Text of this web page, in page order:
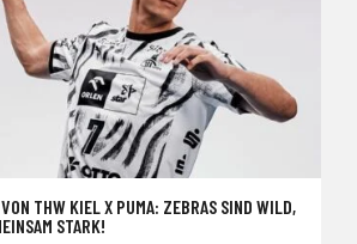
THW KIEL X PUMA: ZEBRAS SIND WILD,
STARK!